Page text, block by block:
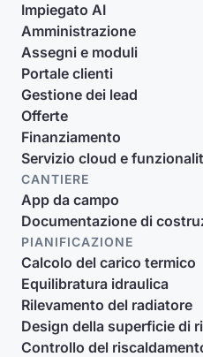
Impiegato AI
Amministrazione
Assegni e moduli
Portale clienti
Gestione dei lead
Offerte
Finanziamento
Servizio cloud e
CANTIERE
App da campo
Documentazione di
PIANIFICAZIONE
Calcolo del carico termico
Equilibratura idraulica
Rilevamento del radiatore
Design della superficie di
Controllo del